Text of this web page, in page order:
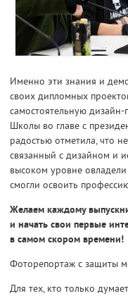
Именно эти знания и
своих дипломных
самостоятельную дизайн-
Школы во главе с
радостью отметила, что
связанный с дизайном и
высоком уровне
смогли освоить
Желаем каждому
и начать свои первые
в самом скором времени!
Фоторепортаж с защиты
Для тех, кто только